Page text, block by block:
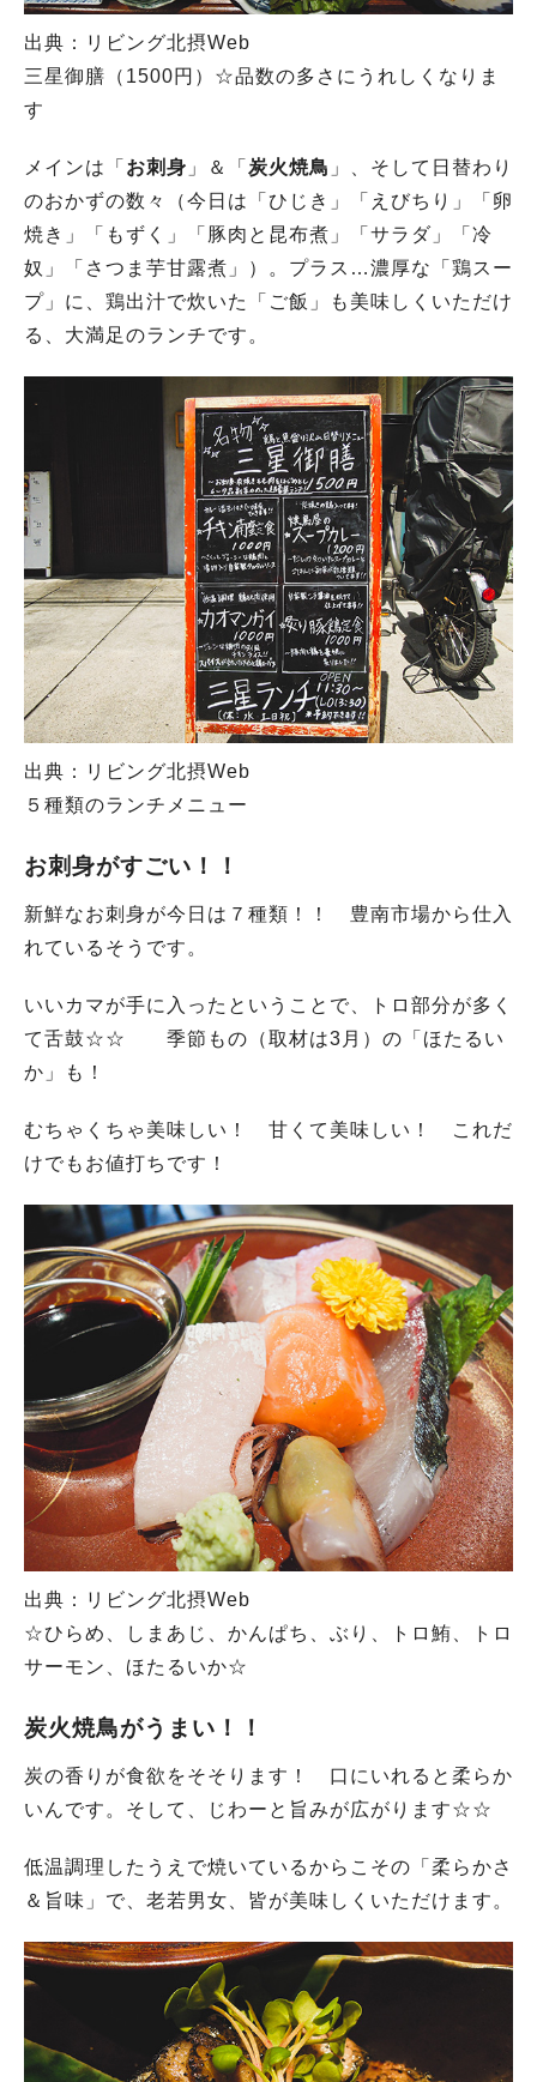
出典：リビング北摂Web
三星御膳（1500円）☆品数の多さにうれしくなりま
す
メインは「 お刺身 」＆「 炭火焼鳥 」、そして日替わり
のおかずの数々（今日は「ひじき」「えびちり」「卵
焼き」「もずく」「豚肉と昆布煮」「サラダ」「冷
奴」「さつま芋甘露煮」）。プラス…濃厚な「鶏スー
プ」に、鶏出汁で炊いた「ご飯」も美味しくいただけ
る、大満足のランチです。
出典：リビング北摂Web
５種類のランチメニュー
お刺身がすごい！！
新鮮なお刺身が今日は７種類！！ 豊南市場から仕入
れているそうです。
いいカマが手に入ったということで、トロ部分が多く
て舌鼓☆☆ 季節もの（取材は3月）の「ほたるい
か」も！
むちゃくちゃ美味しい！ 甘くて美味しい！ これだ
けでもお値打ちです！
出典：リビング北摂Web
☆ひらめ、しまあじ、かんぱち、ぶり、トロ鮪、トロ
サーモン、ほたるいか☆
炭火焼鳥がうまい！！
炭の香りが食欲をそそります！ 口にいれると柔らか
いんです。そして、じわーと旨みが広がります☆☆
低温調理したうえで焼いているからこその「柔らかさ
＆旨味」で、老若男女、皆が美味しくいただけます。